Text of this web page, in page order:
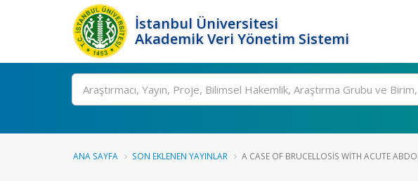
İstanbul Üniversitesi
Akademik Veri Yönetim Sistemi
Ara
ANA SAYFA SON EKLENEN YAYINLAR A CASE OF BRUCELLOSIS WITH ACUTE